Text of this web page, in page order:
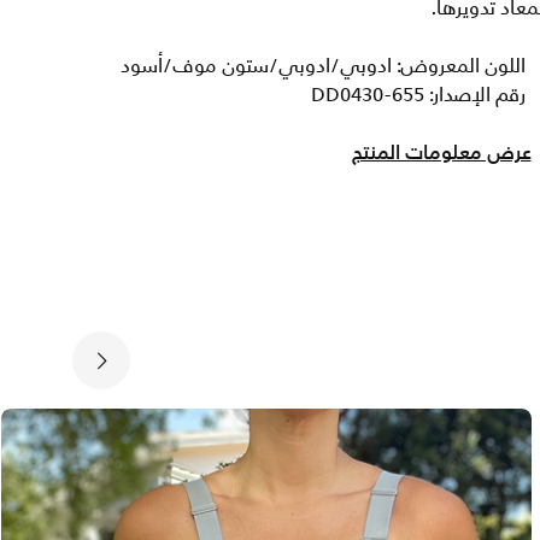
تدويرها.
اللون المعروض: ادوبي/ادوبي/ستون موف/أسود
رقم الإصدار: DD0430-655
عرض معلومات المنتج